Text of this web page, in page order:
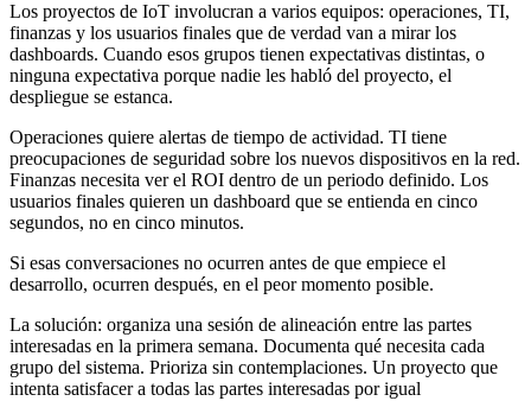
Los proyectos de IoT involucran a varios equipos: operaciones, TI,
finanzas y los usuarios finales que de verdad van a mirar los
dashboards. Cuando esos grupos tienen expectativas distintas, o
ninguna expectativa porque nadie les habló del proyecto, el
despliegue se estanca.
Operaciones quiere alertas de tiempo de actividad. TI tiene
preocupaciones de seguridad sobre los nuevos dispositivos en la red.
Finanzas necesita ver el ROI dentro de un periodo definido. Los
usuarios finales quieren un dashboard que se entienda en cinco
segundos, no en cinco minutos.
Si esas conversaciones no ocurren antes de que empiece el
desarrollo, ocurren después, en el peor momento posible.
La solución: organiza una sesión de alineación entre las partes
interesadas en la primera semana. Documenta qué necesita cada
grupo del sistema. Prioriza sin contemplaciones. Un proyecto que
intenta satisfacer a todas las partes interesadas por igual